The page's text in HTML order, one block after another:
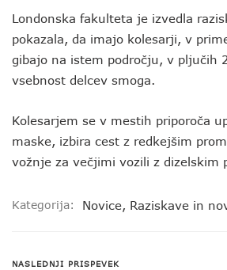
Londonska fakulteta je izvedla
pokazala, da imajo kolesarji, v
gibajo na istem področju, v pljučih
vsebnost delcev smoga.
Kolesarjem se v mestih priporoča
maske, izbira cest z redkejšim
vožnje za večjimi vozili z dizelskim
Kategorija: Novice, Raziskave in
NASLEDNJI PRISPEVEK